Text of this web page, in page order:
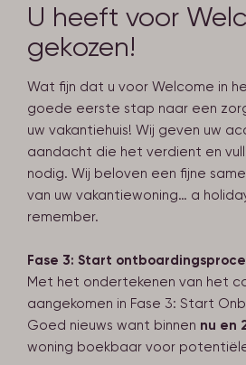
U heeft voor
gekozen!
Wat fijn dat u voor Welcome in
goede eerste stap naar een
uw vakantiehuis! Wij geven uw
aandacht die het verdient en
nodig. Wij beloven een fijne
van uw vakantiewoning… a
remember.
Fase 3: Start
Met het ondertekenen van het
aangekomen in Fase 3: Start
Goed nieuws want binnen nu en
woning boekbaar voor